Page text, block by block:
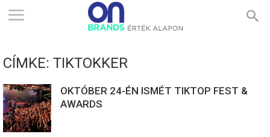
ONBRANDS
ÉRTÉK
CÍMKE: TIKTOKKER
OKTÓBER 24-ÉN ISMÉT TIKTOP FEST &
AWARDS